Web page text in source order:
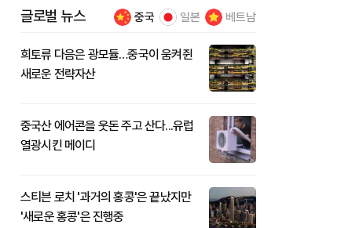
글로벌 뉴스 중국 일본 베트남
희토류 다음은 광모듈…중국이 움켜쥔
새로운 전략자산
중국산 에어콘을 웃돈 주고 산다...유럽
열광시킨 메이디
스티븐 로치 '과거의 홍콩'은 끝났지만
'새로운 홍콩'은 진행중